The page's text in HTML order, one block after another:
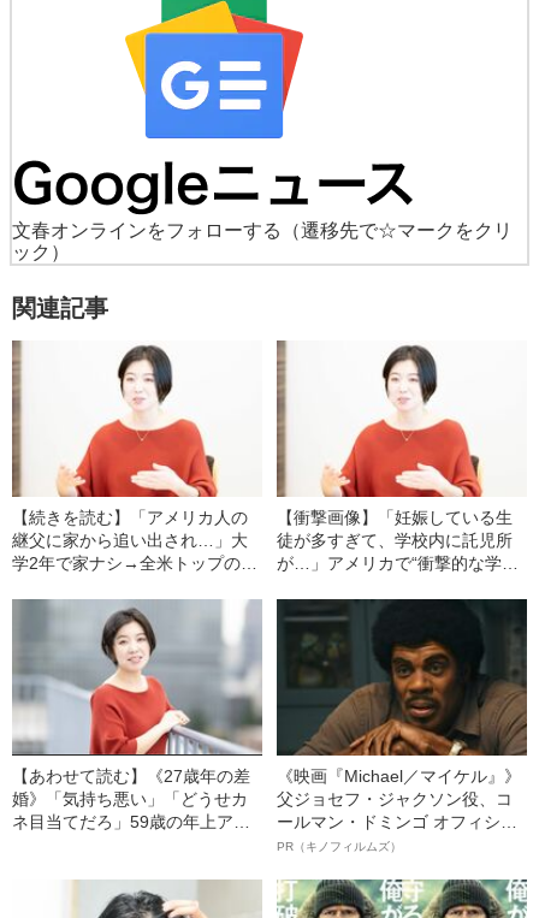
文春オンラインをフォローする
（遷移先で☆マークをクリ
ック）
関連記事
【続きを読む】「アメリカ人の
継父に家から追い出され…」大
学2年で家ナシ→全米トップの研
万円以上の利益を出した日本人
女性（32）の“逆転人生”
【衝撃画像】「妊娠している生
徒が多すぎて、学校内に託児所
が…」アメリカで“衝撃的な学校
見る
【あわせて読む】《27歳年の差
婚》「気持ち悪い」「どうせカ
ネ目当てだろ」59歳の年上アメ
る周囲のリアルな反応
《映画『Michael／マイケル』》
父ジョセフ・ジャクソン役、コ
ールマン・ドミンゴ オフィシャ
ルインタビュー“観客を魅了した
語る”《日本興収70億円突破》
PR（キノフィルムズ）